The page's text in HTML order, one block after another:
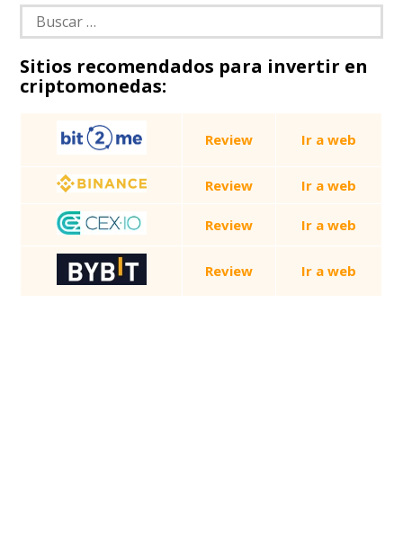
Buscar:
Sitios recomendados para invertir en
criptomonedas:
Review Ir a web
Review Ir a web
Review Ir a web
Review Ir a web